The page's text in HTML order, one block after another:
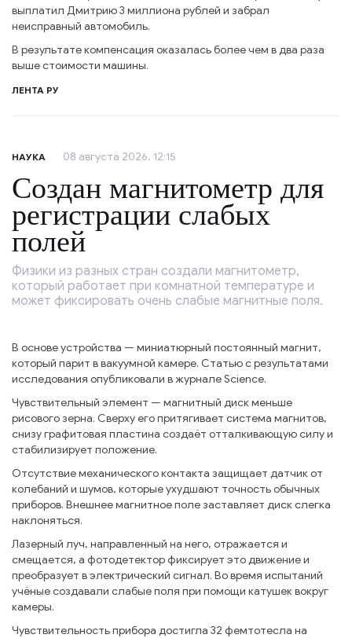
выплатил Дмитрию 3 миллиона рублей и забрал
неисправный автомобиль.
В результате компенсация оказалась более чем в два раза
выше стоимости машины.
ЛЕНТА РУ
НАУКА 08 августа 2026, 12:15
Создан магнитометр для
регистрации слабых
полей
Физики из разных стран создали магнитометр,
который работает при комнатной температуре и
может фиксировать очень слабые магнитные поля.
В основе устройства — миниатюрный постоянный магнит,
который парит в вакуумной камере. Статью с результатами
исследования опубликовали в журнале Science.
Чувствительный элемент — магнитный диск меньше
рисового зерна. Сверху его притягивает система магнитов,
снизу графитовая пластина создаёт отталкивающую силу и
стабилизирует положение.
Отсутствие механического контакта защищает датчик от
колебаний и шумов, которые ухудшают точность обычных
приборов. Внешнее магнитное поле заставляет диск слегка
наклоняться.
Лазерный луч, направленный на него, отражается и
смещается, а фотодетектор фиксирует это движение и
преобразует в электрический сигнал. Во время испытаний
учёные создавали слабые поля при помощи катушек вокруг
камеры.
Чувствительность прибора достигла 32 фемтотесла на